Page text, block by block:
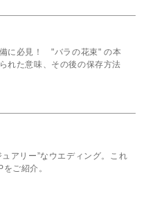
に必見！ "バラの花束" の本
れた意味、その後の保存方法
ュアリー”なウエディング。これ
ご紹介。